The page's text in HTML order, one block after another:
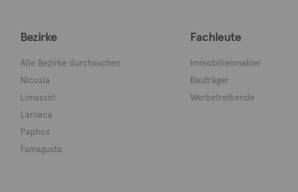
Bezirke
Alle Bezirke durchsuchen
Nicosia
Limassol
Larnaca
Paphos
Famagusta
Fachleute
Immobilienmakler
Bauträger
Werbetreibende